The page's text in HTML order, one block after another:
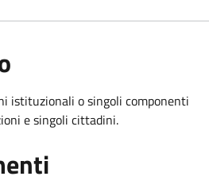
istituzionali o singoli componenti
e singoli cittadini.